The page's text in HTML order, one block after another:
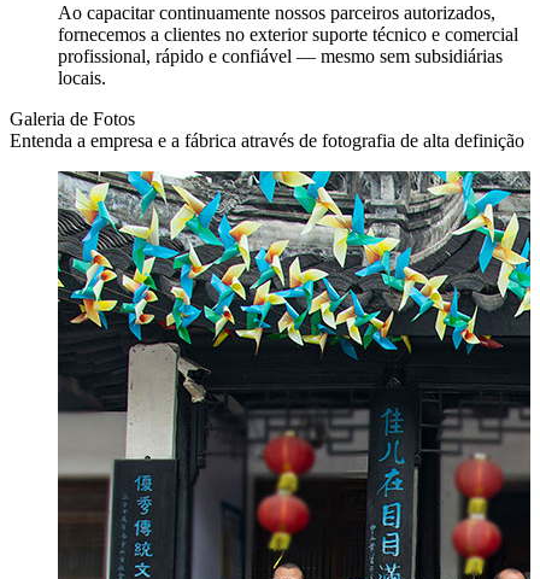
Ao capacitar continuamente nossos parceiros autorizados,
fornecemos a clientes no exterior suporte técnico e comercial
profissional, rápido e confiável — mesmo sem subsidiárias
locais.
Galeria de Fotos
Entenda a empresa e a fábrica através de fotografia de alta definição